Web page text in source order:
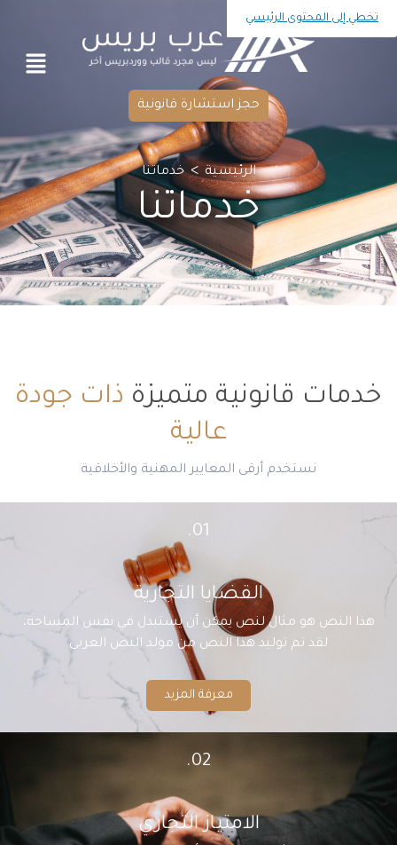
تخطي إلى المحتوى الرئيسي
حجز استشارة قانونية
الرئيسية > خدماتنا
خدماتنا
خدمات قانونية متميزة ذات جودة
عالية
نستخدم أرقى المعايير المهنية والأخلاقية
01.
القضايا التجارية
هذا النص هو مثال لنص يمكن أن يستبدل في نفس المساحة،
لقد تم توليد هذا النص من مولد النص العربى
معرفة المزيد
02.
الامتياز التجاري